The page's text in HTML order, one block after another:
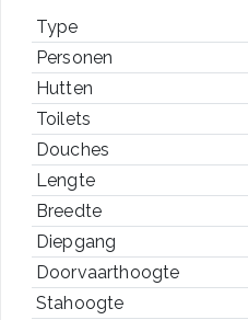
Type
Personen
Hutten
Toilets
Douches
Lengte
Breedte
Diepgang
Doorvaarthoogte
Stahoogte